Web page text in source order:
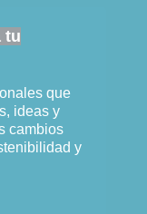
tu
que
ideas y
cambios
y